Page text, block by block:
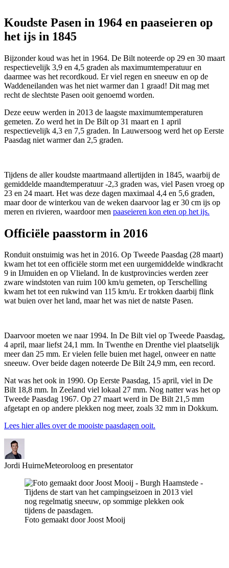
Koudste Pasen in 1964 en paaseieren op
het ijs in 1845
Bijzonder koud was het in 1964. De Bilt noteerde op 29 en 30 maart
respectievelijk 3,9 en 4,5 graden als maximumtemperatuur en
daarmee was het recordkoud. Er viel regen en sneeuw en op de
Waddeneilanden was het niet warmer dan 1 graad! Dit mag met
recht de slechtste Pasen ooit genoemd worden.
Deze eeuw werden in 2013 de laagste maximumtemperaturen
gemeten. Zo werd het in De Bilt op 31 maart en 1 april
respectievelijk 4,3 en 7,5 graden. In Lauwersoog werd het op Eerste
Paasdag niet warmer dan 2,5 graden.
Tijdens de aller koudste maartmaand allertijden in 1845, waarbij de
gemiddelde maandtemperatuur -2,3 graden was, viel Pasen vroeg op
23 en 24 maart. Het was deze dagen maximaal 4,4 en 5,6 graden,
maar door de winterkou van de weken daarvoor lag er 30 cm ijs op
meren en rivieren, waardoor men paaseieren kon eten op het ijs.
Officiële paasstorm in 2016
Ronduit onstuimig was het in 2016. Op Tweede Paasdag (28 maart)
kwam het tot een officiële storm met een uurgemiddelde windkracht
9 in IJmuiden en op Vlieland. In de kustprovincies werden zeer
zware windstoten van ruim 100 km/u gemeten, op Terschelling
kwam het tot een rukwind van 115 km/u. Er trokken daarbij flink
wat buien over het land, maar het was niet de natste Pasen.
Daarvoor moeten we naar 1994. In De Bilt viel op Tweede Paasdag,
4 april, maar liefst 24,1 mm. In Twenthe en Drenthe viel plaatselijk
meer dan 25 mm. Er vielen felle buien met hagel, onweer en natte
sneeuw. Over beide dagen noteerde De Bilt 24,9 mm, een record.
Nat was het ook in 1990. Op Eerste Paasdag, 15 april, viel in De
Bilt 18,8 mm. In Zeeland viel lokaal 27 mm. Nog natter was het op
Tweede Paasdag 1967. Op 27 maart werd in De Bilt 21,5 mm
afgetapt en op andere plekken nog meer, zoals 32 mm in Dokkum.
Lees hier alles over de mooiste paasdagen ooit.
Jordi HuirneMeteoroloog en presentator
Foto gemaakt door Joost Mooij